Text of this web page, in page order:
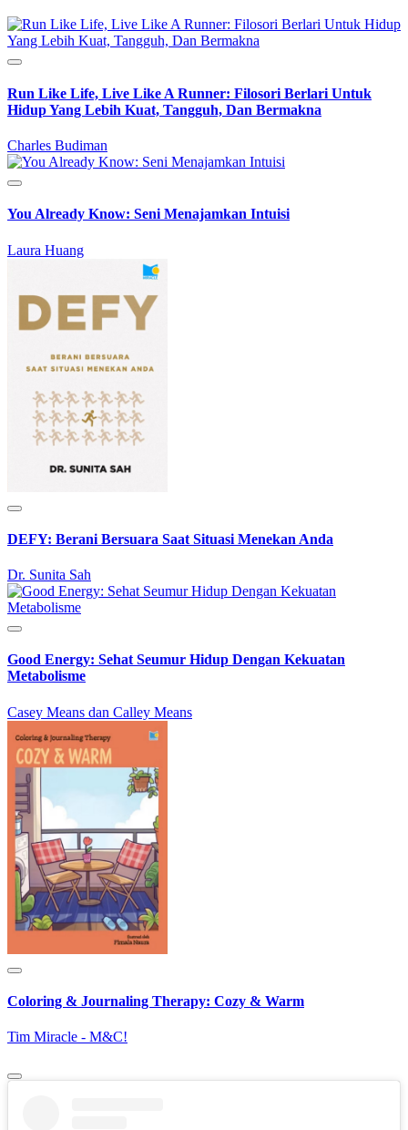
Run Like Life, Live Like A Runner: Filosori Berlari Untuk
Hidup Yang Lebih Kuat, Tangguh, Dan Bermakna
Charles Budiman
You Already Know: Seni Menajamkan Intuisi
Laura Huang
DEFY: Berani Bersuara Saat Situasi Menekan Anda
Dr. Sunita Sah
Good Energy: Sehat Seumur Hidup Dengan Kekuatan
Metabolisme
Casey Means dan Calley Means
Coloring & Journaling Therapy: Cozy & Warm
Tim Miracle - M&C!